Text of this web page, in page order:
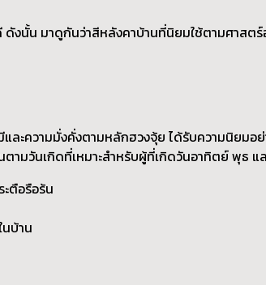
งนั้น มาดูกันว่าสีหลังคาบ้านที่นิยมใช้ตามศาสต
ะความมั่งคั่งตามหลักฮวงจุ้ย ได้รับความนิยมอ
ามวันเกิดที่เหมาะสำหรับผู้ที่เกิดวันอาทิตย์ พุธ แ
ตือรือร้น
บ้าน